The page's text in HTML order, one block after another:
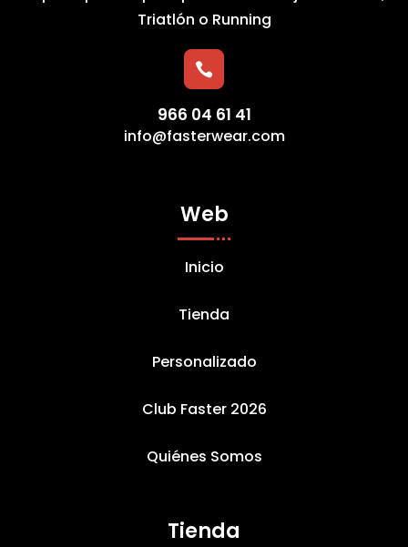
Triatlón o Running

966 04 61 41
info@fasterwear.com
Web
Inicio
Tienda
Personalizado
Club Faster 2026
Quiénes Somos
Tienda